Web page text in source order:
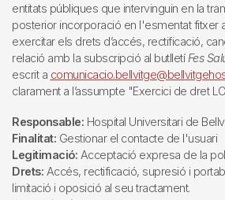
entitats públiques que intervinguin en la
posterior incorporació en l'esmentat fitxer
exercitar els drets d’accés, rectificació,
relació amb la subscripció al butlletí Fes
escrit a
clarament a l’assumpte "Exercici de dret
Responsable: Hospital Universitari de
Finalitat: Gestionar el contacte de l'usuari
Legitimació: Acceptació expresa de la
Drets: Accés, rectificació, supresió i
limitació i oposició al seu tractament.